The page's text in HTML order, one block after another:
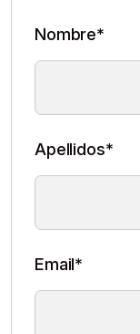
Nombre*
Apellidos*
Email*